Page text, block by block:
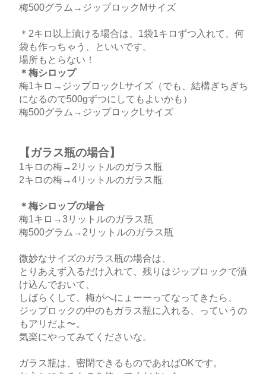
梅500グラム→ジップロックMサイズ
＊2キロ以上漬ける場合は、1袋1キロずつ入れて、何
袋も作っちゃう、といいです。
場所もとらない！
＊梅シロップ
梅1キロ→ジップロックLサイズ（でも、結構ぎちぎち
になるので500gずつにしてもよいかも）
梅500グラム→ジップロックLサイズ
【ガラス瓶の場合】
1キロの梅→2リットルのガラス瓶
2キロの梅→4リットルのガラス瓶
＊梅シロップの場合
梅1キロ→3リットルのガラス瓶
梅500グラム→2リットルのガラス瓶
微妙なサイズのガラス瓶の場合は、
とりあえず入るだけ入れて、残りはジップロックで漬
け込んでおいて、
しばらくして、梅がへにょーーってなってきたら、
ジップロックの中のもガラス瓶に入れる、っていうの
もアリだよ〜。
気楽にやってみてくださいな。
ガラス瓶は、密閉できるものであればOKです。